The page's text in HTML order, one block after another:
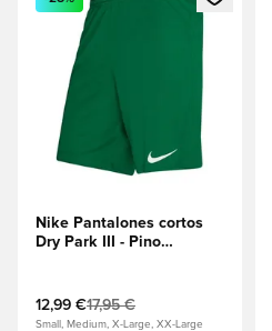
Nike Pantalones cortos
Dry Park III - Pino
12,99 €17,95 €
Small, Medium, X-Large, XX-Large